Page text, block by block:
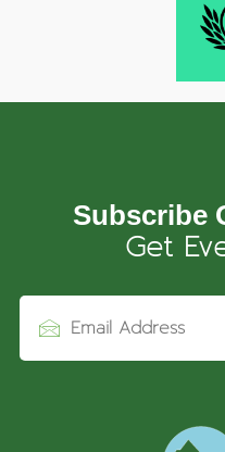
Subscribe
Get